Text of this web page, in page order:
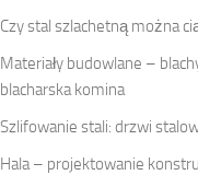
Czy stal szlachetną można
Materiały budowlane –
blacharska komina
Szlifowanie stali: drzwi
Hala – projektowanie